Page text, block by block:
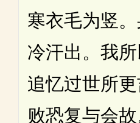
寒衣毛为竖
冷汗出。我所
追忆过世所
败恐复与会